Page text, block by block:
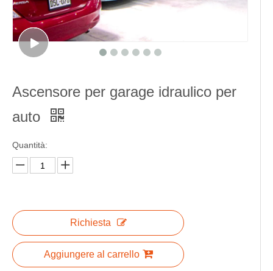
Ascensore per garage idraulico per
auto
Quantità:
Richiesta
Aggiungere al carrello